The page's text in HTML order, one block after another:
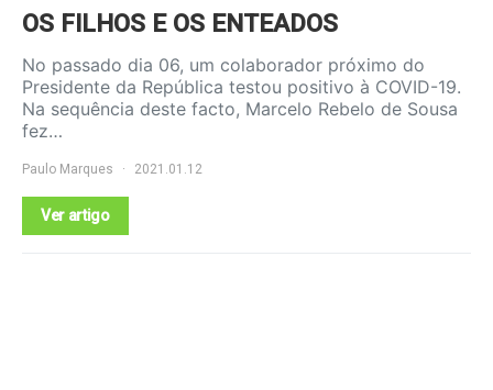
OS FILHOS E OS ENTEADOS
No passado dia 06, um colaborador próximo do
Presidente da República testou positivo à COVID-19.
Na sequência deste facto, Marcelo Rebelo de Sousa
fez…
Paulo Marques 2021.01.12
Ver artigo